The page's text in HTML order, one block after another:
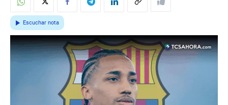
Escuchar nota